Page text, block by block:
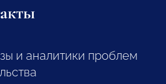
и аналитики проблем